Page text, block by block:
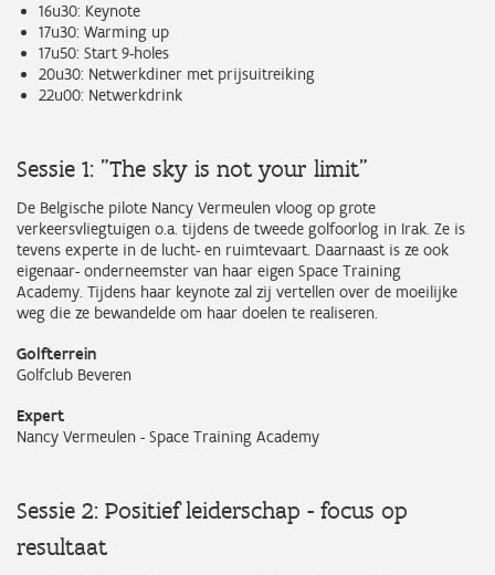
16u30: Keynote
17u30: Warming up
17u50: Start 9-holes
20u30: Netwerkdiner met prijsuitreiking
22u00: Netwerkdrink
Sessie 1: "The sky is not your limit"
De Belgische pilote Nancy Vermeulen vloog op grote
verkeersvliegtuigen o.a. tijdens de tweede golfoorlog in Irak. Ze is
tevens experte in de lucht- en ruimtevaart. Daarnaast is ze ook
eigenaar- onderneemster van haar eigen Space Training
Academy. Tijdens haar keynote zal zij vertellen over de moeilijke
weg die ze bewandelde om haar doelen te realiseren.
Golfterrein
Golfclub Beveren
Expert
Nancy Vermeulen - Space Training Academy
Sessie 2: Positief leiderschap - focus op
resultaat